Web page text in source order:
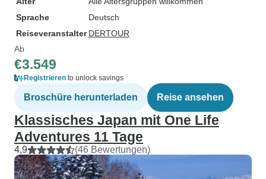
Sprache
Deutsch
Reiseveranstalter DERTOUR
Ab
€3.549
Registrieren to unlock savings
Broschüre herunterladen Reise ansehen
Klassisches Japan mit One Life
Adventures 11 Tage
4,9 (46 Bewertungen)